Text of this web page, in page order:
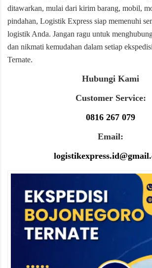
ditawarkan, mulai dari kirim barang, mobil,
pindahan, Logistik Express siap memenuhi
logistik Anda. Jangan ragu untuk
dan nikmati kemudahan dalam setiap
Ternate.
Hubungi Kami
Customer Service:
0816 267 079
Email: